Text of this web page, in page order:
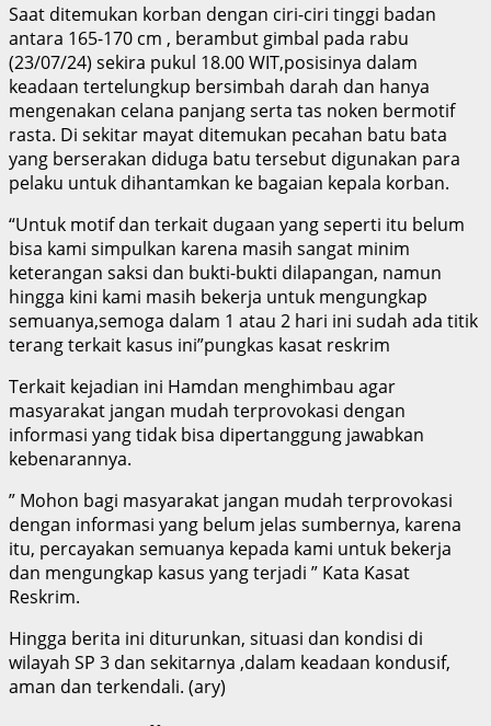
Saat ditemukan korban dengan ciri-ciri tinggi badan
antara 165-170 cm , berambut gimbal pada rabu
(23/07/24) sekira pukul 18.00 WIT,posisinya dalam
keadaan tertelungkup bersimbah darah dan hanya
mengenakan celana panjang serta tas noken bermotif
rasta. Di sekitar mayat ditemukan pecahan batu bata
yang berserakan diduga batu tersebut digunakan para
pelaku untuk dihantamkan ke bagaian kepala korban.
“Untuk motif dan terkait dugaan yang seperti itu belum
bisa kami simpulkan karena masih sangat minim
keterangan saksi dan bukti-bukti dilapangan, namun
hingga kini kami masih bekerja untuk mengungkap
semuanya,semoga dalam 1 atau 2 hari ini sudah ada titik
terang terkait kasus ini”pungkas kasat reskrim
Terkait kejadian ini Hamdan menghimbau agar
masyarakat jangan mudah terprovokasi dengan
informasi yang tidak bisa dipertanggung jawabkan
kebenarannya.
” Mohon bagi masyarakat jangan mudah terprovokasi
dengan informasi yang belum jelas sumbernya, karena
itu, percayakan semuanya kepada kami untuk bekerja
dan mengungkap kasus yang terjadi ” Kata Kasat
Reskrim.
Hingga berita ini diturunkan, situasi dan kondisi di
wilayah SP 3 dan sekitarnya ,dalam keadaan kondusif,
aman dan terkendali. (ary)